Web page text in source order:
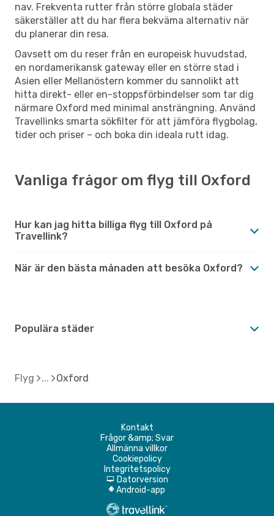
nav. Frekventa rutter från större globala städer
säkerställer att du har flera bekväma alternativ när
du planerar din resa.
Oavsett om du reser från en europeisk huvudstad,
en nordamerikansk gateway eller en större stad i
Asien eller Mellanöstern kommer du sannolikt att
hitta direkt- eller en-stoppsförbindelser som tar dig
närmare Oxford med minimal ansträngning. Använd
Travellinks smarta sökfilter för att jämföra flygbolag,
tider och priser – och boka din ideala rutt idag.
Vanliga frågor om flyg till Oxford
Hur kan jag hitta billiga flyg till Oxford på
Travellink?
När är den bästa månaden att besöka Oxford?
Populära städer
Flyg Oxford
Kontakt
Frågor &amp; Svar
Allmänna villkor
Cookiepolicy
Integritetspolicy
d Datorversion
A Android-app